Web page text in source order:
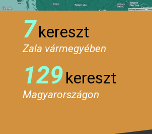
7kereszt
Zala vármegyében
129kereszt
Magyarországon